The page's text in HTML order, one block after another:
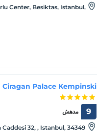
Center, Besiktas, Istanbul,
Ciragan Palace Kempinski
مدهش 9
Caddesi 32, , Istanbul, 34349